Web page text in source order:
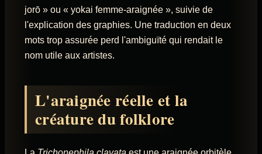
jorō » ou « yokai femme-araignée », suivie de
l'explication des graphies. Une traduction en deux
mots trop assurée perd l'ambiguïté qui rendait le
nom utile aux artistes.
L'araignée réelle et la
créature du folklore